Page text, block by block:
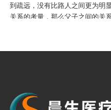
到疏远，没有比路人之间更为明
关系的考量，那么父子之间的关
深刻，实在不能不谨慎对待!路
的'义’，是谦让的根本所在;而'利